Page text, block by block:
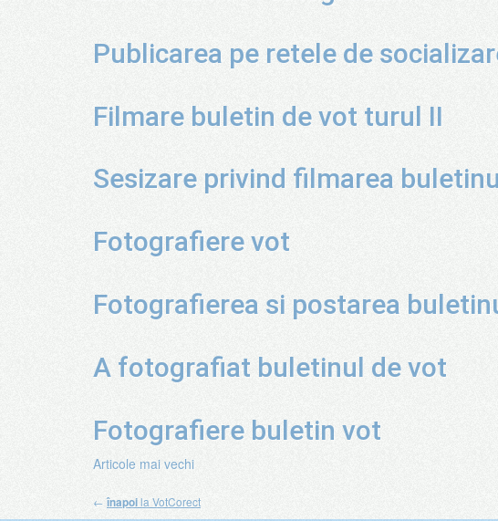
Publicarea pe retele de
Filmare buletin de vot turul II
Sesizare privind filmarea
Fotografiere vot
Fotografierea si postarea
A fotografiat buletinul de vot
Fotografiere buletin vot
Navigare
în
Articole mai vechi
← înapoila VotCorect